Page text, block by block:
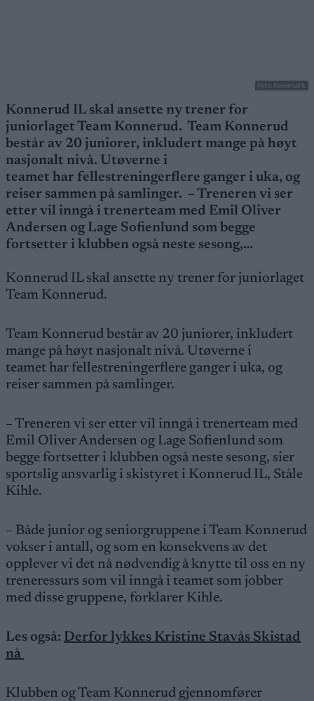
Foto: Konnerud IL
Konnerud IL skal ansette ny trener for
juniorlaget Team Konnerud. Team Konnerud
består av 20 juniorer, inkludert mange på høyt
nasjonalt nivå. Utøverne i
teamet har fellestreningerflere ganger i uka, og
reiser sammen på samlinger. – Treneren vi ser
etter vil inngå i trenerteam med Emil Oliver
Andersen og Lage Sofienlund som begge
fortsetter i klubben også neste sesong,…
Konnerud IL skal ansette ny trener for juniorlaget
Team Konnerud.
Team Konnerud består av 20 juniorer, inkludert
mange på høyt nasjonalt nivå. Utøverne i
teamet har fellestreningerflere ganger i uka, og
reiser sammen på samlinger.
– Treneren vi ser etter vil inngå i trenerteam med
Emil Oliver Andersen og Lage Sofienlund som
begge fortsetter i klubben også neste sesong, sier
sportslig ansvarlig i skistyret i Konnerud IL, Ståle
Kihle.
– Både junior og seniorgruppene i Team Konnerud
vokser i antall, og som en konsekvens av det
opplever vi det nå nødvendig å knytte til oss en ny
treneressurs som vil inngå i teamet som jobber
med disse gruppene, forklarer Kihle.
Les også: Derfor lykkes Kristine Stavås Skistad
nå
Klubben og Team Konnerud gjennomfører